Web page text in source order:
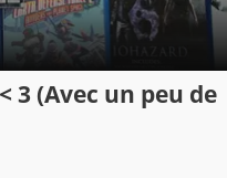
3 (Avec un peu de